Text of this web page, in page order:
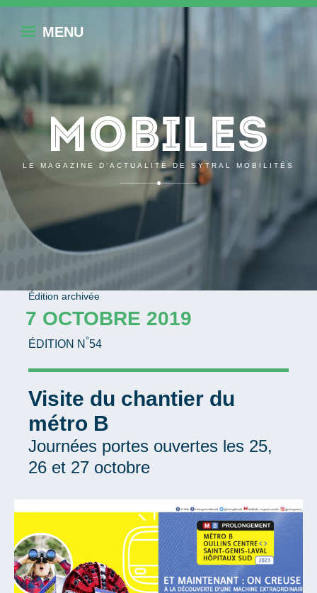
MENU
LE MAGAZINE D’ACTUALITÉ DE SYTRAL MOBILITÉS
RETOUR À L'ÉDITION
Édition archivée
7 OCTOBRE 2019
ÉDITION N °54
Visite du chantier du
métro B
Journées portes ouvertes les 25,
26 et 27 octobre